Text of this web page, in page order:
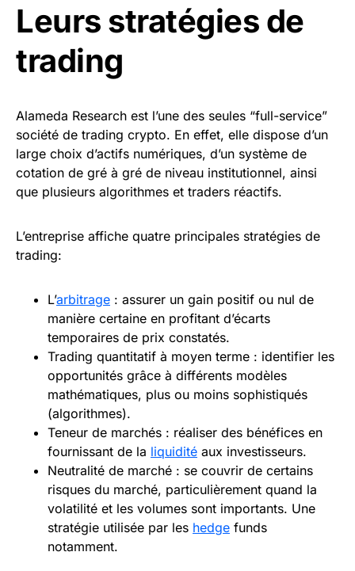
Leurs stratégies de
trading
Alameda Research est l’une des seules “full-service”
société de trading crypto. En effet, elle dispose d’un
large choix d’actifs numériques, d’un système de
cotation de gré à gré de niveau institutionnel, ainsi
que plusieurs algorithmes et traders réactifs.
L’entreprise affiche quatre principales stratégies de
trading:
L’arbitrage : assurer un gain positif ou nul de
manière certaine en profitant d’écarts
temporaires de prix constatés.
Trading quantitatif à moyen terme : identifier les
opportunités grâce à différents modèles
mathématiques, plus ou moins sophistiqués
(algorithmes).
Teneur de marchés : réaliser des bénéfices en
fournissant de la liquidité aux investisseurs.
Neutralité de marché : se couvrir de certains
risques du marché, particulièrement quand la
volatilité et les volumes sont importants. Une
stratégie utilisée par les hedge funds
notamment.